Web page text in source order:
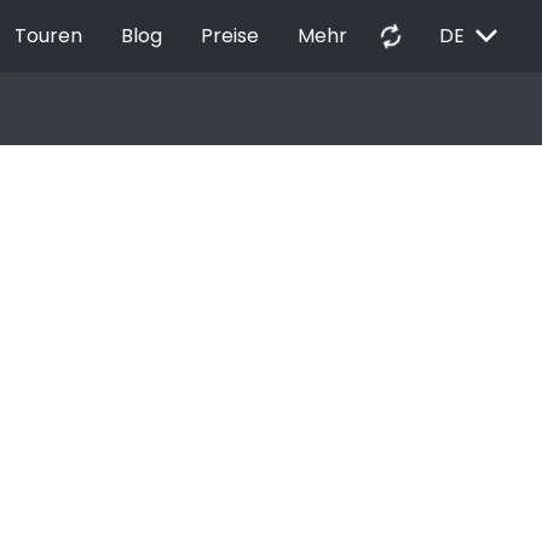
Touren Blog Preise Mehr autorenew DE EXPAND_MORE